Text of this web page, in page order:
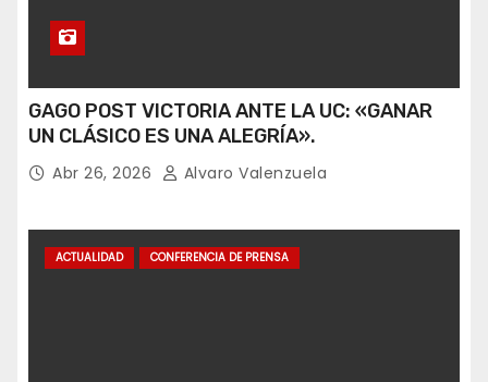
GAGO POST VICTORIA ANTE LA UC: «GANAR
UN CLÁSICO ES UNA ALEGRÍA».
Abr 26, 2026 Alvaro Valenzuela
ACTUALIDAD CONFERENCIA DE PRENSA